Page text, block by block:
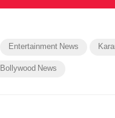
Entertainment News
Bollywood News